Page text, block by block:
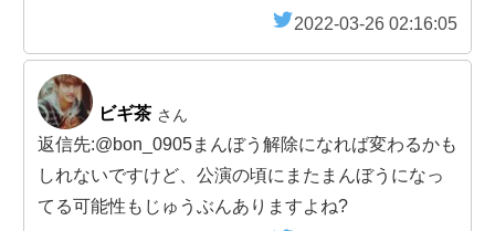
2022-03-26 02:16:05
ビギ茶 さん
返信先:@bon_0905まんぼう解除になれば変わるかも
しれないですけど、公演の頃にまたまんぼうになっ
てる可能性もじゅうぶんありますよね?